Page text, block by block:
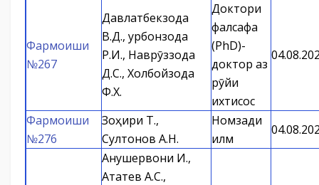
Фармоиши
№267
Давлатбекзода
В.Д., Қурбонзода
Р.И., Наврӯззода
Д.С., Холбойзода
Ф.Х.
Доктори
фалсафа
(PhD)-
доктор аз
рӯйи
ихтисос
Фармоиши
№276
Зоҳири Т.,
Султонов А.Н.
Номзади
илм
Анушервони И.,
Ататев А.С.,